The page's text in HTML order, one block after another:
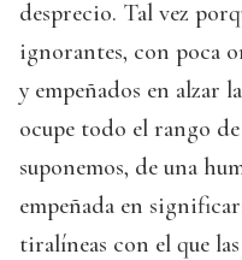
desprecio. Tal vez
ignorantes, con poca
y empeñados en alzar
ocupe todo el rango
suponemos, de una
empeñada en
tiralíneas con el que